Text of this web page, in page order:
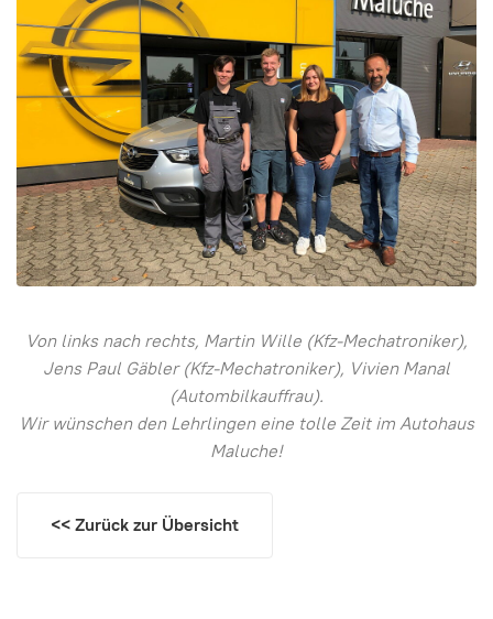
Von links nach rechts, Martin Wille (Kfz-Mechatroniker),
Jens Paul Gäbler (Kfz-Mechatroniker), Vivien Manal
(Autombilkauffrau).
Wir wünschen den Lehrlingen eine tolle Zeit im Autohaus
Maluche!
<< Zurück zur Übersicht